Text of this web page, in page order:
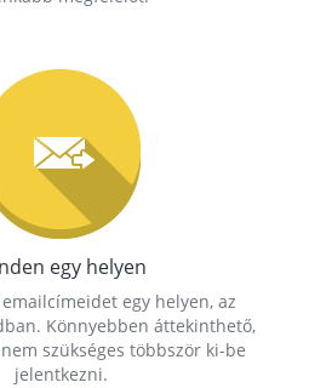
egy helyen
egy helyen, az
Könnyebben áttekinthető,
szükséges többször ki-be
jelentkezni.